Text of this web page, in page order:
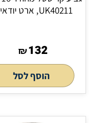
UK40211, ארט יודאיקה
₪132
הוסף לסל